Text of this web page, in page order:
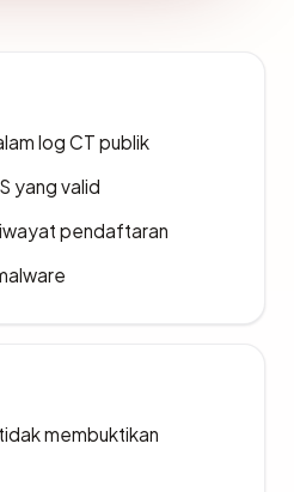
log CT publik
yang valid
pendaftaran
membuktikan